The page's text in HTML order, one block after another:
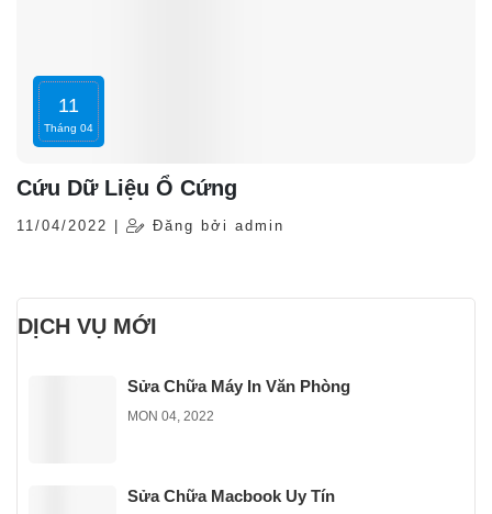
11
Tháng 04
Cứu Dữ Liệu Ổ Cứng
11/04/2022 | Đăng bởi admin
DỊCH VỤ MỚI
Sửa Chữa Máy In Văn Phòng
MON 04, 2022
Sửa Chữa Macbook Uy Tín